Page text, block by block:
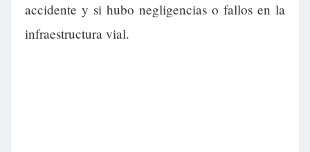
accidente y si hubo negligencias o fallos en la
infraestructura vial.